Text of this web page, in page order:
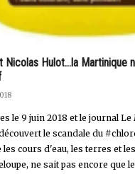
Nicolas Hulot...la Martinique
le 9 juin 2018 et le journal Le
le scandale du
cours d'eau, les terres et
ne sait pas encore que